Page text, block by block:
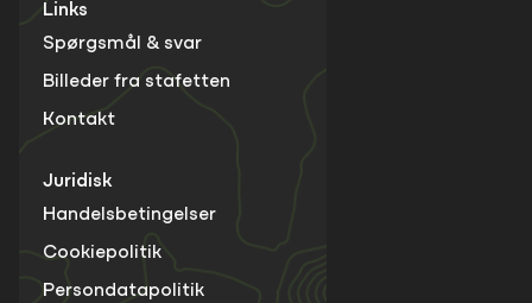
Links
Spørgsmål & svar
Billeder fra stafetten
Kontakt
Juridisk
Handelsbetingelser
Cookiepolitik
Persondatapolitik